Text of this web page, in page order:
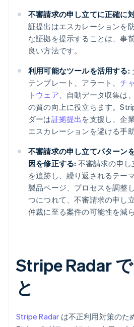
不審請求の申し立てに正確に
証提出はエスカレーションを
な証拠を提示することは、事
良い方法です。
利用可能なツールを活用する:
テンプレート、アラート、チ
トウェア、自動データ収集は
の質の向上に役立ちます。
ダーは証拠提出 を支援し、企
エスカレーションを避ける手
不審請求の申し立てパターン
因を修正する: 不審請求の申
を追跡し、繰り返されるテー
製品ページ、プロセスを調整
つにつれて、不審請求の申し
仲裁に至る案件の可能性を減
Stripe Radar
と
Stripe Radar は不正利用対策のた